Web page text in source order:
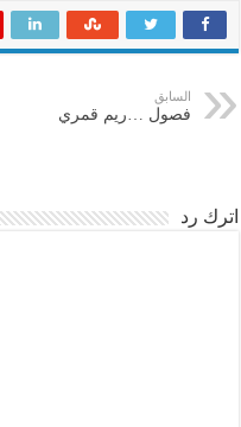
السابق
فصول …ريم قمري
اترك رد